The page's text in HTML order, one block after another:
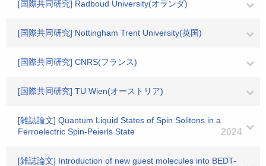
[国際共同研究] Radboud University(オランダ)
[国際共同研究] Nottingham Trent University(英国)
[国際共同研究] CNRS(フランス)
[国際共同研究] TU Wien(オーストリア)
[雑誌論文] Quantum Liquid States of Spin Solitons in a
Ferroelectric Spin-Peierls State
2024
[雑誌論文] Introduction of new guest molecules into BEDT-